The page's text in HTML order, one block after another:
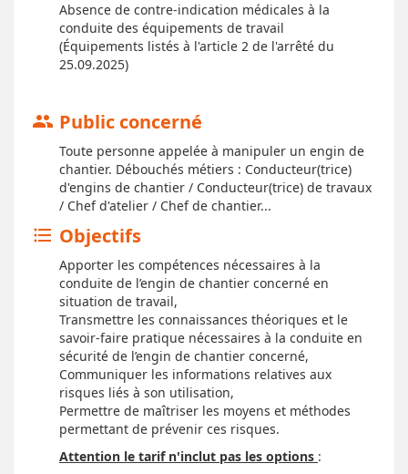
Absence de contre-indication médicales à la
conduite des équipements de travail
(Équipements listés à l'article 2 de l'arrêté du
25.09.2025)
group Public concerné
Toute personne appelée à manipuler un engin de
chantier. Débouchés métiers : Conducteur(trice)
d'engins de chantier / Conducteur(trice) de travaux
/ Chef d'atelier / Chef de chantier...
format_list_bulleted Objectifs
Apporter les compétences nécessaires à la
conduite de l’engin de chantier concerné en
situation de travail,
Transmettre les connaissances théoriques et le
savoir-faire pratique nécessaires à la conduite en
sécurité de l’engin de chantier concerné,
Communiquer les informations relatives aux
risques liés à son utilisation,
Permettre de maîtriser les moyens et méthodes
permettant de prévenir ces risques.
Attention le tarif n'inclut pas les options :